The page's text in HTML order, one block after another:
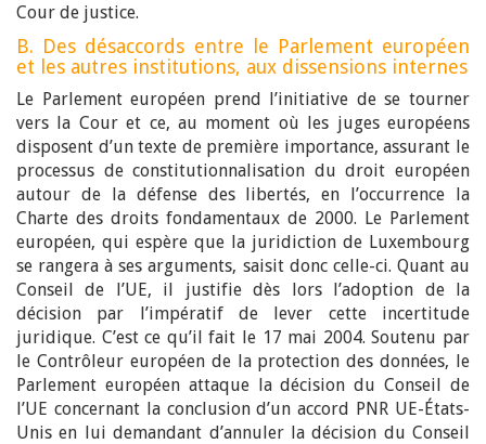
Cour de justice.
B. Des désaccords entre le Parlement européen
et les autres institutions, aux dissensions internes
Le Parlement européen prend l’initiative de se tourner
vers la Cour et ce, au moment où les juges européens
disposent d’un texte de première importance, assurant le
processus de constitutionnalisation du droit européen
autour de la défense des libertés, en l’occurrence la
Charte des droits fondamentaux de 2000. Le Parlement
européen, qui espère que la juridiction de Luxembourg
se rangera à ses arguments, saisit donc celle-ci. Quant au
Conseil de l’UE, il justifie dès lors l’adoption de la
décision par l’impératif de lever cette incertitude
juridique. C’est ce qu’il fait le 17 mai 2004. Soutenu par
le Contrôleur européen de la protection des données, le
Parlement européen attaque la décision du Conseil de
l’UE concernant la conclusion d’un accord PNR UE-États-
Unis en lui demandant d’annuler la décision du Conseil